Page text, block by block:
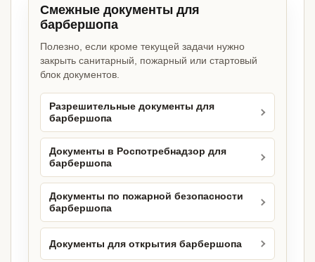
Смежные документы для
барбершопа
Полезно, если кроме текущей задачи нужно
закрыть санитарный, пожарный или стартовый
блок документов.
Разрешительные документы для
барбершопа
Документы в Роспотребнадзор для
барбершопа
Документы по пожарной безопасности
барбершопа
Документы для открытия барбершопа